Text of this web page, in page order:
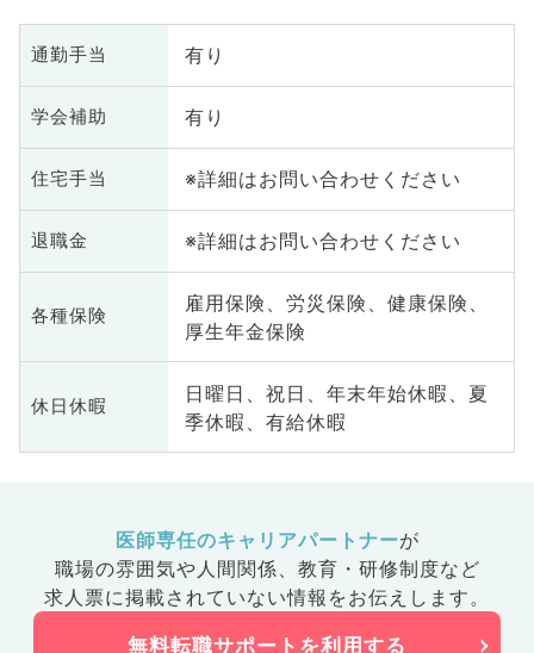
通勤手当 有り
学会補助 有り
住宅手当 ※詳細はお問い合わせください
退職金 ※詳細はお問い合わせください
各種保険
雇用保険、労災保険、健康保険、
厚生年金保険
休日休暇
日曜日、祝日、年末年始休暇、夏
季休暇、有給休暇
医師専任のキャリアパートナーが
職場の雰囲気や人間関係、 教育・研修制度など
求人票に掲載されていない情報をお伝えします。
無料転職サポートを利用する